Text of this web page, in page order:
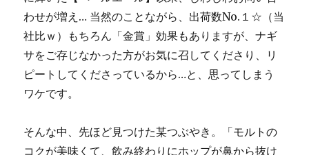
気
の
ス
タ
デ
わせが増え… 当然のことながら、出荷数No.１☆（当
社比ｗ）もちろん「金賞」効果もありますが、ナギ
サをご存じなかった方がお気に召してくださり、リ
ピートしてくださっているから…と、思ってしまう
ワケです。
そんな中、先ほど見つけた某つぶやき。「モルトの
コクが美味くて、飲み終わりにホップが鼻から抜け